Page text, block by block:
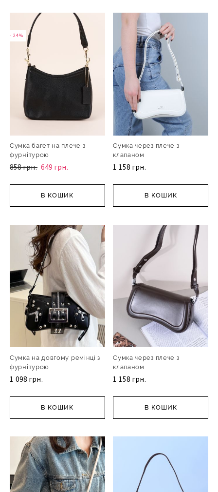
- 24%
- 24%
Сумка багет на плече з
фурнітурою
858 грн. 649 грн.
В КОШИК
Сумка через плече з
клапаном
1 158 грн.
В КОШИК
Сумка на довгому ремінці з
фурнітурою
1 098 грн.
В КОШИК
Сумка через плече з
клапаном
1 158 грн.
В КОШИК